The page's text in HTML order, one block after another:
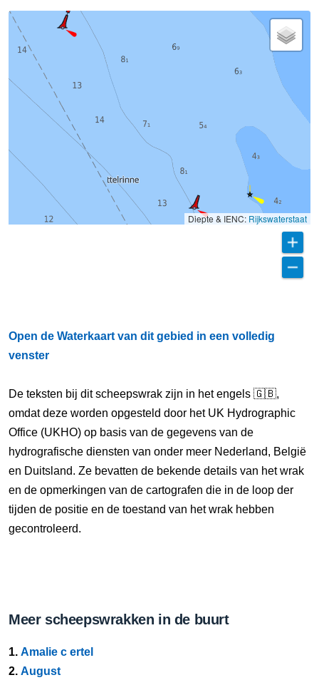
Diepte & IENC: Rijkswaterstaat
Open de Waterkaart van dit gebied in een volledig
venster
De teksten bij dit scheepswrak zijn in het engels 🇬🇧,
omdat deze worden opgesteld door het UK Hydrographic
Office (UKHO) op basis van de gegevens van de
hydrografische diensten van onder meer Nederland, België
en Duitsland. Ze bevatten de bekende details van het wrak
en de opmerkingen van de cartografen die in de loop der
tijden de positie en de toestand van het wrak hebben
gecontroleerd.
Meer scheepswrakken in de buurt
1. Amalie c ertel
2. August